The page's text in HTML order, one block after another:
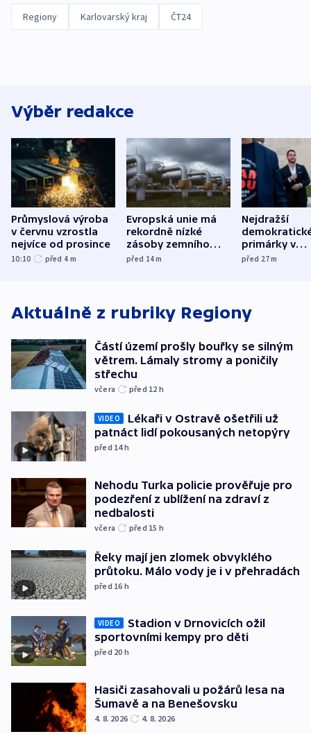
Regiony Karlovarský kraj ČT24
Výběr redakce
Průmyslová výroba
v červnu vzrostla
nejvíce od prosince
10:10 před 4 m
Evropská unie má
rekordně nízké
zásoby zemního
plynu
před 14m
Nejdražší
primárky v
Michiganu
před 27m
Aktuálně z rubriky Regiony
Částí území prošly bouřky se silným
větrem. Lámaly stromy a poničily
střechu
včera před 12 h
VIDEO
Lékaři v Ostravě ošetřili už
patnáct lidí pokousaných netopýry
před 14h
Nehodu Turka policie prověřuje pro
podezření z ublížení na zdraví z
nedbalosti
včera před 15 h
Řeky mají jen zlomek obvyklého
průtoku. Málo vody je i v přehradách
před 16 h
VIDEO
Stadion v Drnovicích ožil
sportovními kempy pro děti
před 20 h
Hasiči zasahovali u požárů lesa na
Šumavě a na Benešovsku
4. 8. 2026 4. 8. 2026